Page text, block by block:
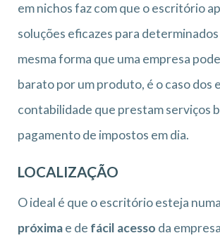
em nichos faz com que o escritório
soluções eficazes para
mesma forma que uma empresa
barato por um produto, é o caso dos
contabilidade que prestam serviços
pagamento de impostos em dia.
LOCALIZAÇÃO
O ideal é que o escritório esteja numa
próximae de fácil acesso da